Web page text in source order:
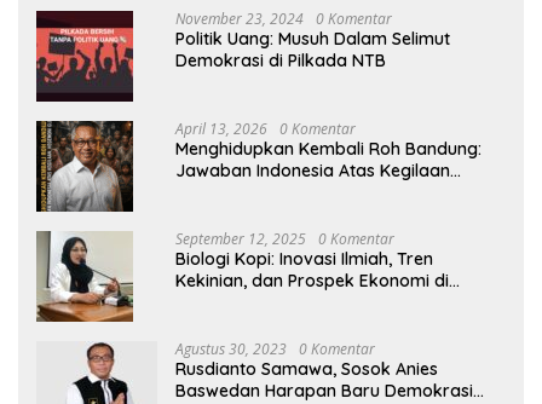
November 23, 2024 0 Komentar
Politik Uang: Musuh Dalam Selimut
Demokrasi di Pilkada NTB
April 13, 2026 0 Komentar
Menghidupkan Kembali Roh Bandung:
Jawaban Indonesia Atas Kegilaan
September 12, 2025 0 Komentar
Biologi Kopi: Inovasi Ilmiah, Tren
Kekinian, dan Prospek Ekonomi di
Agustus 30, 2023 0 Komentar
Rusdianto Samawa, Sosok Anies
Baswedan Harapan Baru Demokrasi